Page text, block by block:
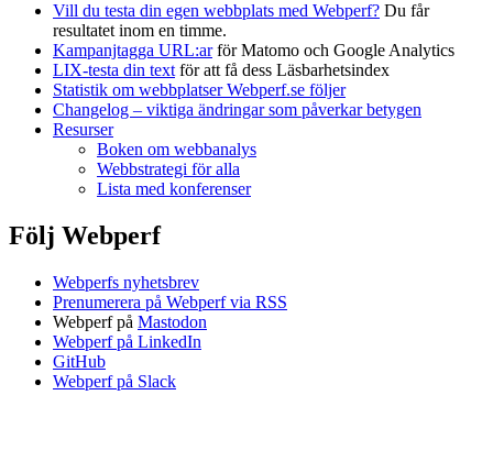
Vill du testa din egen webbplats med Webperf? Du får
resultatet inom en timme.
Kampanjtagga URL:arför Matomo och Google Analytics
LIX-testa din text för att få dess Läsbarhetsindex
Statistik om webbplatser Webperf.se följer
Changelog – viktiga ändringar som påverkar betygen
Resurser
Boken om webbanalys
Webbstrategi för alla
Lista med konferenser
Följ Webperf
Webperfs nyhetsbrev
Prenumerera på Webperf via RSS
Webperf på Mastodon
Webperf på LinkedIn
GitHub
Webperf på Slack